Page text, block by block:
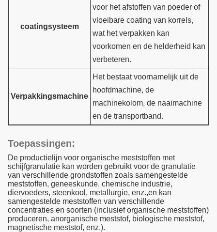
coatingsysteem
voor het afstoffen van poeder of
vloeibare coating van korrels,
wat het verpakken kan
voorkomen en de helderheid kan
verbeteren.
Verpakkingsmachine
Het bestaat voornamelijk uit de
hoofdmachine, de
machinekolom, de naaimachine
en de transportband.
Toepassingen:
De productielijn voor organische meststoffen met
schijfgranulatie kan worden gebruikt voor de granulatie
van verschillende grondstoffen zoals samengestelde
meststoffen, geneeskunde, chemische industrie,
diervoeders, steenkool, metallurgie, enz.,en kan
samengestelde meststoffen van verschillende
concentraties en soorten (inclusief organische meststoffen)
produceren, anorganische meststof, biologische meststof,
magnetische meststof, enz.).